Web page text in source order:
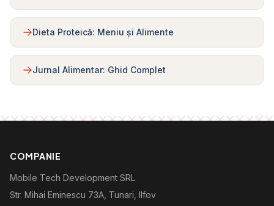
Dieta Proteică: Meniu și Alimente
Jurnal Alimentar: Ghid Complet
COMPANIE
Mobile Tech Development SRL
Str. Mihai Eminescu 73A, Tunari, Ilfov